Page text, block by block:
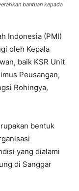
bantuan kepada
Indonesia (PMI)
oleh Kepala
baik KSR Unit
Peusangan,
Rohingya,
bentuk
yang dialami
di Sanggar